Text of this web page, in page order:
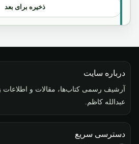
ذخیره برای بعد
درباره سایت
آرشیف رسمی کتاب‌ها، مقالات و اطلاعات
عبدالله کاظم.
دسترسی سریع